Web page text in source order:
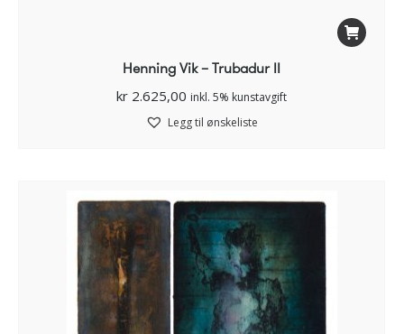
Henning Vik – Trubadur II
kr 2.625,00 inkl. 5% kunstavgift
Legg til ønskeliste